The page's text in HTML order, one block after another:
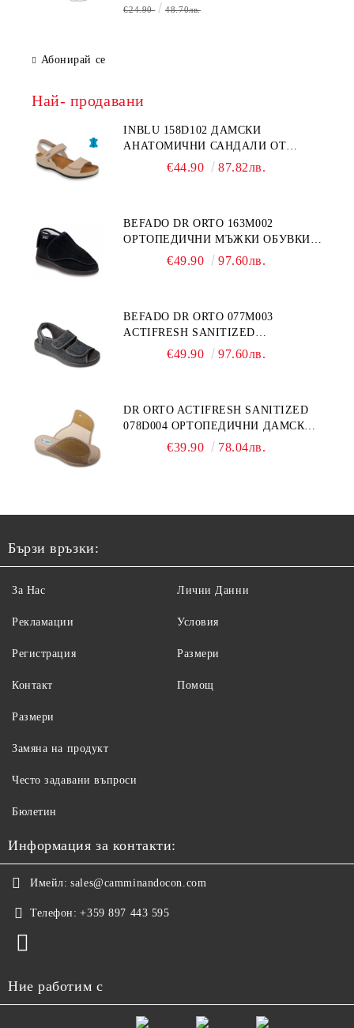
€24.90 48.70лв.
Абонирай се
Най- продавани
INBLU 158D102 ДАМСКИ
АНАТОМИЧНИ САНДАЛИ ОТ
ЕСТЕСТВЕНА КОЖА, БЕЖОВИ
€44.90 87.82лв.
BEFADO DR ORTO 163M002
ОРТОПЕДИЧНИ МЪЖКИ ОБУВКИ
ЗА ГИПСИРАН ИЛИ СВРЪХ
€49.90 97.60лв.
BEFADO DR ORTO 077M003
ACTIFRESH SANITIZED
ОРТОПЕДИЧНИ САНДАЛИ ЗА
€49.90 97.60лв.
DR ORTO ACTIFRESH SANITIZED
078D004 ОРТОПЕДИЧНИ ДАМСКИ
ЧЕХЛИ ЗА МНОГО ОТЕКЪЛ КРАК,
€39.90 78.04лв.
Бързи връзки:
За Нас
Рекламации
Регистрация
Контакт
Лични Данни
Условия
Размери
Помощ
Размери
Замяна на продукт
Често задавани въпроси
Бюлетин
Информация за контакти:
Имейл: sales@camminandocon.com
Телефон: +359 897 443 595
Ние работим с